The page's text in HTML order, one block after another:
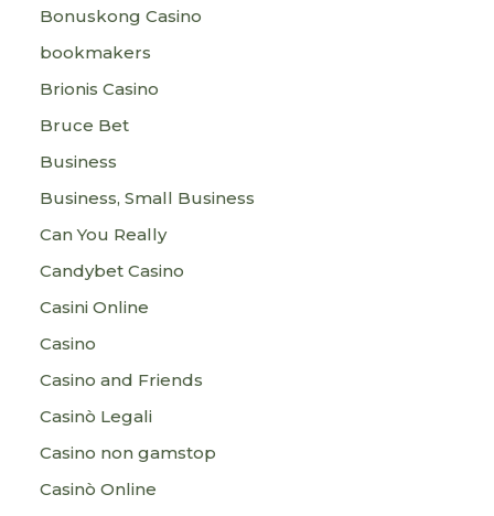
Bonuskong Casino
bookmakers
Brionis Casino
Bruce Bet
Business
Business, Small Business
Can You Really
Candybet Casino
Casini Online
Casino
Casino and Friends
Casinò Legali
Casino non gamstop
Casinò Online